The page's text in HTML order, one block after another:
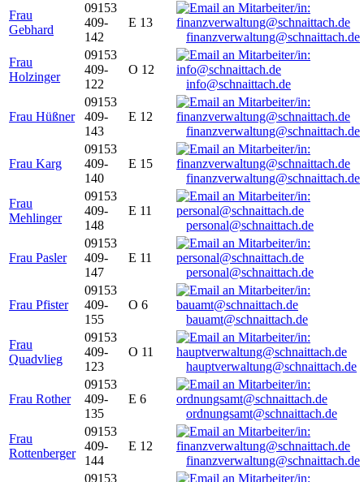
Frau
Gebhard
09153
409-
142
E 13
finanzverwaltung@schnaittach.de
Frau
Holzinger
09153
409-
122
O 12
info@schnaittach.de
Frau Hüßner
09153
409-
143
E 12
finanzverwaltung@schnaittach.de
Frau Karg
09153
409-
140
E 15
finanzverwaltung@schnaittach.de
Frau
Mehlinger
09153
409-
148
E 11
personal@schnaittach.de
Frau Pasler
09153
409-
147
E 11
personal@schnaittach.de
Frau Pfister
09153
409-
155
O 6
bauamt@schnaittach.de
Frau
Quadvlieg
09153
409-
123
O 11
hauptverwaltung@schnaittach.de
Frau Rother
09153
409-
135
E 6
ordnungsamt@schnaittach.de
Frau
Rottenberger
09153
409-
144
E 12
finanzverwaltung@schnaittach.de
09153